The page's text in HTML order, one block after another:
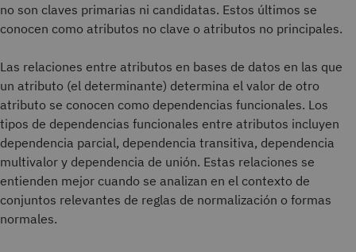
no son claves primarias ni candidatas. Estos últimos se
conocen como atributos no clave o atributos no principales.
Las relaciones entre atributos en bases de datos en las que
un atributo (el determinante) determina el valor de otro
atributo se conocen como dependencias funcionales. Los
tipos de dependencias funcionales entre atributos incluyen
dependencia parcial, dependencia transitiva, dependencia
multivalor y dependencia de unión. Estas relaciones se
entienden mejor cuando se analizan en el contexto de
conjuntos relevantes de reglas de normalización o formas
normales.